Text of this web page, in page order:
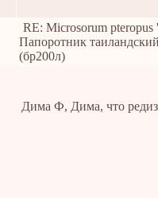
RE: Microsorum pteropus
Папоротник
(бр200л)
Дима Ф, Дима, что